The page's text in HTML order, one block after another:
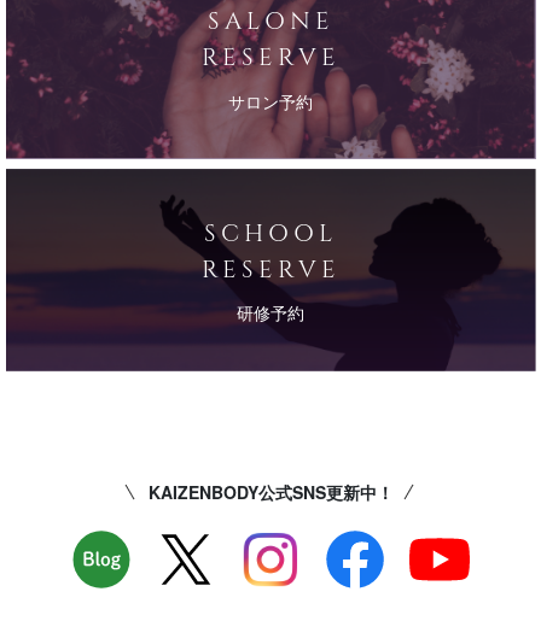
SALONE
RESERVE
サロン予約
SCHOOL
RESERVE
研修予約
KAIZENBODY公式SNS更新中！